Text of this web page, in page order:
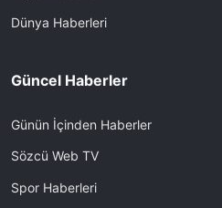
Dünya Haberleri
Güncel Haberler
Günün İçinden Haberler
Sözcü Web TV
Spor Haberleri